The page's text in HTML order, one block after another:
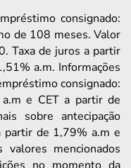
consignado:
de 108 meses. Valor
Taxa de juros a partir
a.m. Informações
consignado:
e CET a partir de
sobre antecipação
partir de 1,79% a.m e
mencionados